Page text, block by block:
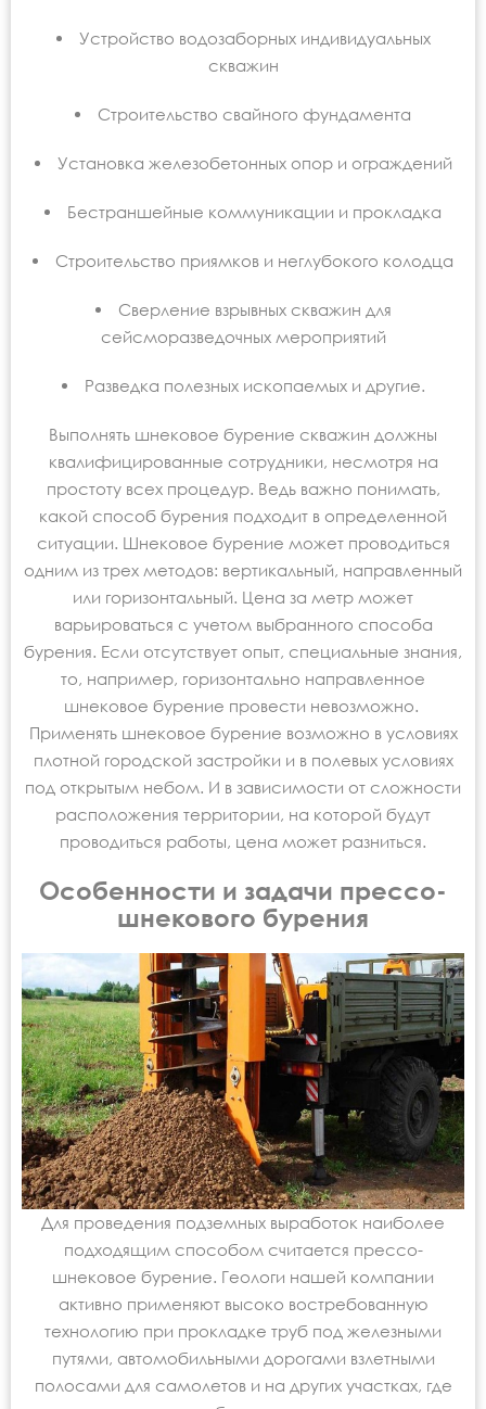
Устройство водозаборных индивидуальных
скважин
Строительство свайного фундамента
Установка железобетонных опор и ограждений
Бестраншейные коммуникации и прокладка
Строительство приямков и неглубокого колодца
Сверление взрывных скважин для
сейсморазведочных мероприятий
Разведка полезных ископаемых и другие.
Выполнять шнековое бурение скважин должны
квалифицированные сотрудники, несмотря на
простоту всех процедур. Ведь важно понимать,
какой способ бурения подходит в определенной
ситуации. Шнековое бурение может проводиться
одним из трех методов: вертикальный, направленный
или горизонтальный. Цена за метр может
варьироваться с учетом выбранного способа
бурения. Если отсутствует опыт, специальные знания,
то, например, горизонтально направленное
шнековое бурение провести невозможно.
Применять шнековое бурение возможно в условиях
плотной городской застройки и в полевых условиях
под открытым небом. И в зависимости от сложности
расположения территории, на которой будут
проводиться работы, цена может разниться.
Особенности и задачи прессо-
шнекового бурения
Для проведения подземных выработок наиболее
подходящим способом считается прессо-
шнековое бурение. Геологи нашей компании
активно применяют высоко востребованную
технологию при прокладке труб под железными
путями, автомобильными дорогами взлетными
полосами для самолетов и на других участках, где